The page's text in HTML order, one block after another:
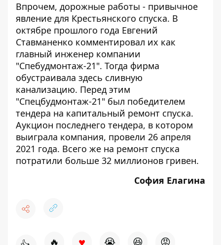
Впрочем, дорожные работы - привычное
явление для Крестьянского спуска. В
октябре прошлого года Евгений
Ставманенко комментировал их как
главный инженер компании
"Спебудмонтаж-21". Тогда фирма
обустраивала здесь сливную
канализацию. Перед этим
"Спецбудмонтаж-21" был победителем
тендера на капитальный ремонт спуска.
Аукцион последнего тендера, в котором
выиграла компания, провели 26 апреля
2021 года. Всего же на ремонт спуска
потратили больше 32 миллионов гривен.
София Елагина
🔥 😭 😆 😡